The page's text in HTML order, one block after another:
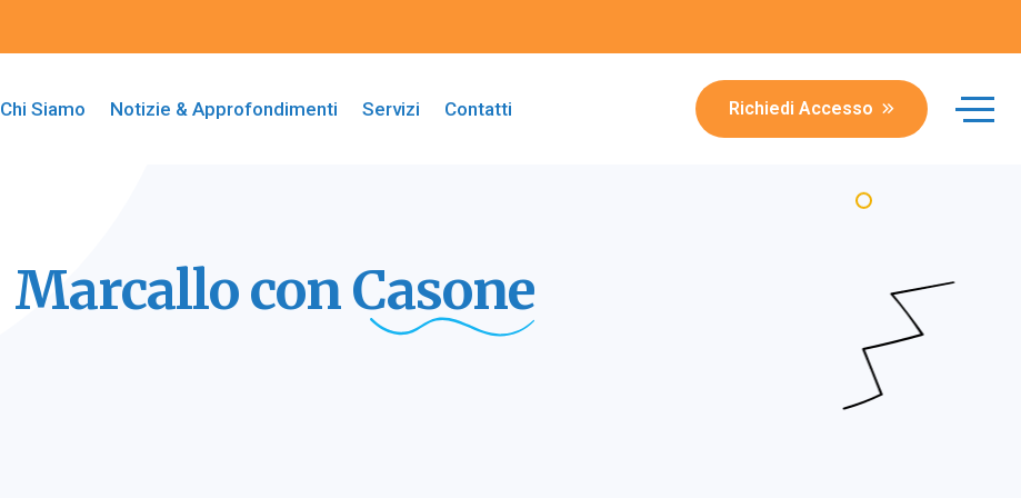
Chi Siamo Notizie & Approfondimenti Servizi Contatti Richiedi Accesso
Marcallo conCasone